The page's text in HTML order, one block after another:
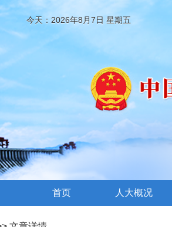
今天：2026年8月7日 星期五
首页 人大概况